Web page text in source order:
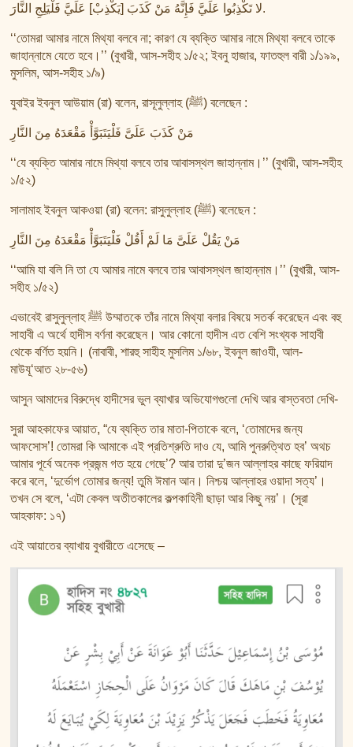
لا تَكْذِبُوا عَلَيَّ فَإِنَّهُ مَنْ كَذَبَ [يَكْذِبْ] عَلَيَّ فَلْيَلِجِ النَّارَ.
‘‘তোমরা আমার নামে মিথ্যা বলবে না; কারণ যে ব্যক্তি আমার নামে মিথ্যা বলবে তাকে
জাহান্নামে যেতে হবে।’’ (বুখারী, আস-সহীহ ১/৫২; ইবনু হাজার, ফাতহুল বারী ১/১৯৯,
মুসলিম, আস-সহীহ ১/৯)
যুবাইর ইবনুল আউয়াম (রা) বলেন, রাসূলুল্লাহ (ﷺ) বলেছেন :
مَنْ كَذَبَ عَلَىَّ فَلْيَتَبَوَّأْ مَقْعَدَهُ مِنَ النَّارِ
‘‘যে ব্যক্তি আমার নামে মিথ্যা বলবে তার আবাসস্থল জাহান্নাম।’’ (বুখারী, আস-সহীহ
১/৫২)
সালামাহ ইবনুল আকওয়া (রা) বলেন: রাসুলুল্লাহ (ﷺ) বলেছেন :
مَنْ يَقُلْ عَلَىَّ مَا لَمْ أَقُلْ فَلْيَتَبَوَّأْ مَقْعَدَهُ مِنَ النَّارِ
‘‘আমি যা বলি নি তা যে আমার নামে বলবে তার আবাসস্থল জাহান্নাম।’’ (বুখারী, আস-
সহীহ ১/৫২)
এভাবেই রাসুলুল্লাহ ﷺ উম্মাতকে তাঁর নামে মিথ্যা বলার বিষয়ে সতর্ক করেছেন এবং বহু
সাহাবী এ অর্থে হাদীস বর্ণনা করেছেন। আর কোনো হাদীস এত বেশি সংখ্যক সাহাবী
থেকে বর্ণিত হয়নি। (নাবাবী, শারহু সাহীহ মুসলিম ১/৬৮, ইবনুল জাওযী, আল-
মাউযূ‘আত ২৮-৫৬)
আসুন আমাদের বিরুদ্ধে হাদীসের ভুল ব্যাখার অভিযোগগুলো দেখি আর বাস্তবতা দেখি-
সুরা আহকাফের আয়াত, “যে ব্যক্তি তার মাতা-পিতাকে বলে, ‘তোমাদের জন্য
আফসোস’! তোমরা কি আমাকে এই প্রতিশ্রুতি দাও যে, আমি পুনরুত্থিত হব’ অথচ
আমার পূর্বে অনেক প্রজন্ম গত হয়ে গেছে’? আর তারা দু’জন আল্লাহর কাছে ফরিয়াদ
করে বলে, ‘দুর্ভোগ তোমার জন্য! তুমি ঈমান আন। নিশ্চয় আল্লাহর ওয়াদা সত্য’।
তখন সে বলে, ‘এটা কেবল অতীতকালের কল্পকাহিনী ছাড়া আর কিছু নয়’। (সূরা
আহকাফ: ১৭)
এই আয়াতের ব্যাখায় বুখারীতে এসেছে –